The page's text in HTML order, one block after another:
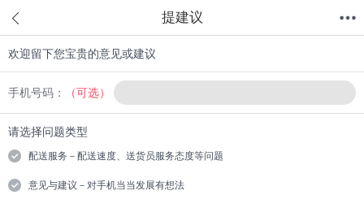
提建议
欢迎留下您宝贵的意见或建议
手机号码： （可选）
请选择问题类型
配送服务－配送速度、送货员服务态度等问题
意见与建议－对手机当当发展有想法